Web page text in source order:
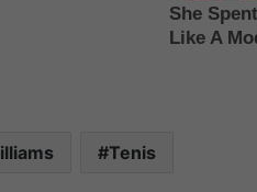
Tenis